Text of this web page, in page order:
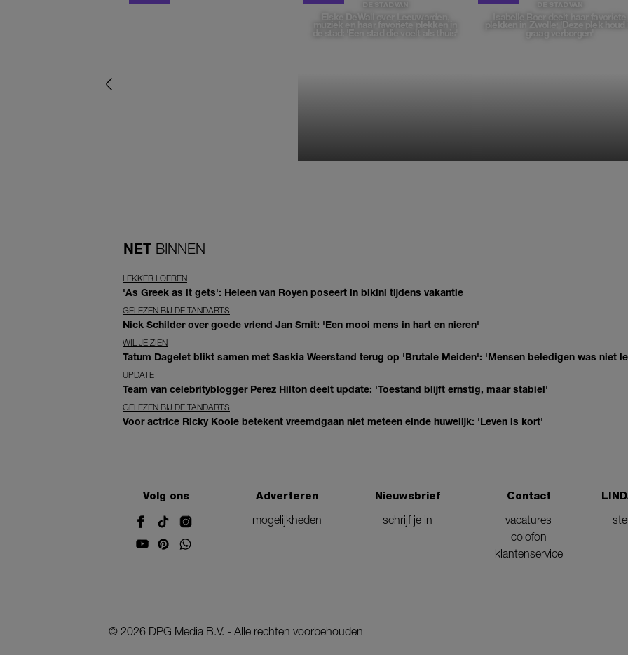
DE STAD VAN
Elske DeWall over Leeuwarden,
muziek en haar favoriete plekken in
de stad: 'Een stad die voelt als thuis'
DE STAD VAN
Isabelle Boer deelt haar favoriete
plekken in Zwolle: 'Deze plek houd
graag verborgen'
NET BINNEN
LEKKER LOEREN
'As Greek as it gets': Heleen van Royen poseert in bikini tijdens vakantie
GELEZEN BIJ DE TANDARTS
Nick Schilder over goede vriend Jan Smit: 'Een mooi mens in hart en nieren'
WIL JE ZIEN
Tatum Dagelet blikt samen met Saskia Weerstand terug op 'Brutale Meiden': 'Mensen beledigen was niet
UPDATE
Team van celebrityblogger Perez Hilton deelt update: 'Toestand blijft ernstig, maar stabiel'
GELEZEN BIJ DE TANDARTS
Voor actrice Ricky Koole betekent vreemdgaan niet meteen einde huwelijk: 'Leven is kort'
Volg ons
Adverteren
mogelijkheden
Nieuwsbrief
schrijf je in
Contact
vacatures
colofon
klantenservice
© 2026 DPG Media B.V. - Alle rechten voorbehouden